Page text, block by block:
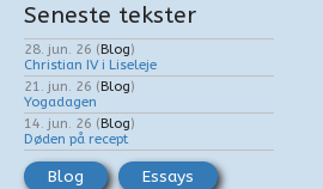
Seneste tekster
28. jun. 26 (Blog)
Christian IV i Liseleje
21. jun. 26 (Blog)
Yogadagen
14. jun. 26 (Blog)
Døden på recept
Blog Essays